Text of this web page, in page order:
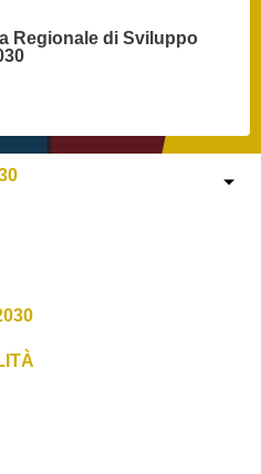
Regionale di Sviluppo